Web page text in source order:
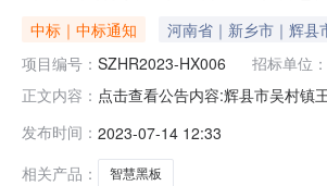
中标｜中标通知 河南省｜新乡市｜辉县
项目编号： SZHR2023-HX006 招标单位：
正文内容： 点击查看公告内容:辉县市吴村镇
公司中标价格：26.95万元二、
镇王敬屯初级中学
发布时间： 2023-07-14 12:33
相关产品：
智慧黑板